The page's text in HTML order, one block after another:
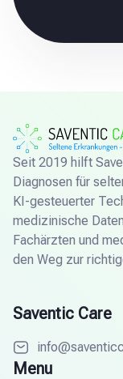
Seit 2019 hilft
Diagnosen für
KI-gesteuerter
medizinische
Fachärzten und
den Weg zur
Saventic Care
Menu